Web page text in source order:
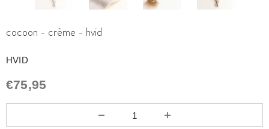
cocoon - crème - hvid
HVID
€75,95